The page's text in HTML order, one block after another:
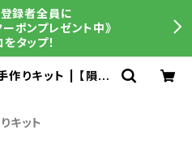
録者全員に
ポンプレゼント中》
タップ！
りキット | 【隕石
ット